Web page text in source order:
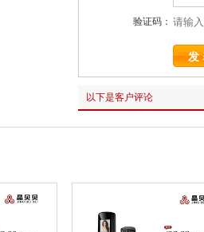
验证码：
以下是客户评论